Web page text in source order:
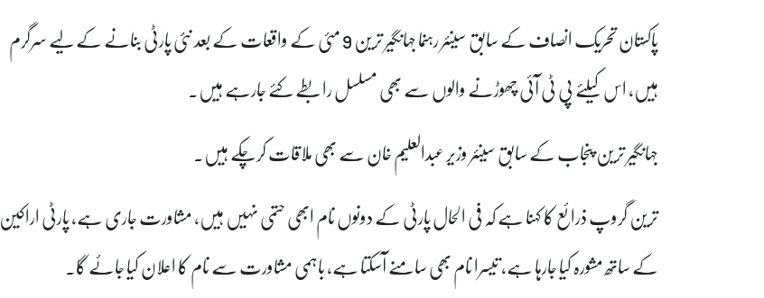
پاکستان تحریک انصاف کے سابق سینئر رہنما جہانگیر ترین 9 مئی کے واقعات کے بعد نئی پارٹی بنانے کے لیے سرگرم
ہیں، اس کیلئے پی ٹی آئی چھوڑنے والوں سے بھی مسلسل رابطے کئے جارہے ہیں۔
جہانگیر ترین پنجاب کے سابق سینئر وزیر عبدالعلیم خان سے بھی ملاقات کرچکے ہیں۔
ترین گروپ ذرائع کا کہنا ہے کہ فی الحال پارٹی کے دونوں نام ابھی حتمی نہیں ہیں، مشاورت جاری ہے، پارٹی اراکین
کے ساتھ مشورہ کیا جارہا ہے، تیسرا نام بھی سامنے آسکتا ہے، باہمی مشاورت سے نام کا اعلان کیا جائے گا۔